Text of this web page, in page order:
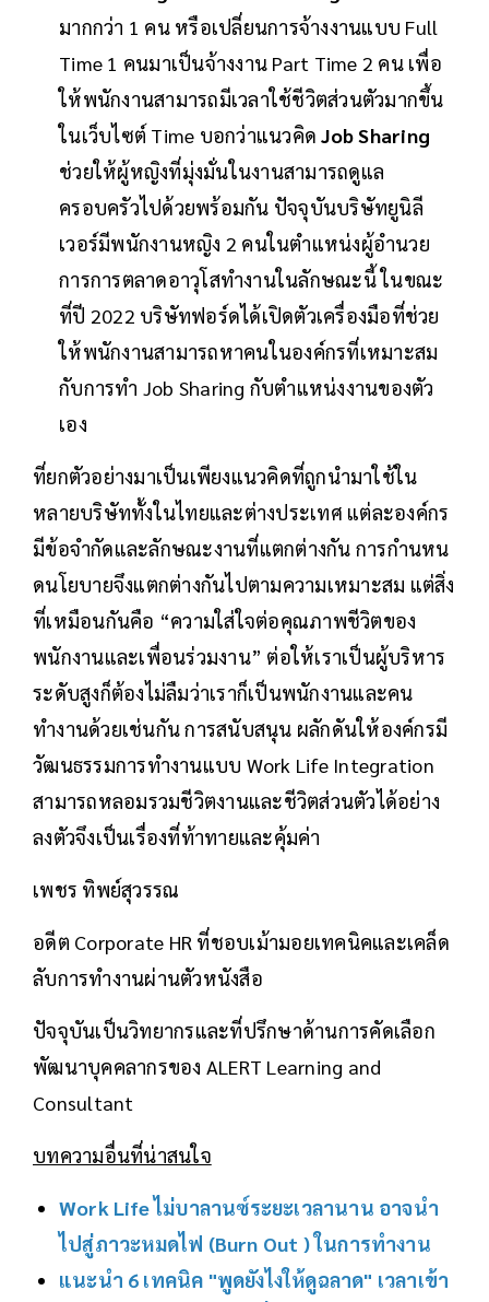
มากกว่า 1 คน หรือเปลี่ยนการจ้างงานแบบ Full
Time 1 คนมาเป็นจ้างงาน Part Time 2 คน เพื่อ
ให้พนักงานสามารถมีเวลาใช้ชีวิตส่วนตัวมากขึ้น
ในเว็บไซต์ Time บอกว่าแนวคิดJob Sharing
ช่วยให้ผู้หญิงที่มุ่งมั่นในงานสามารถดูแล
ครอบครัวไปด้วยพร้อมกัน ปัจจุบันบริษัทยูนิลี
เวอร์มีพนักงานหญิง 2 คนในตำแหน่งผู้อำนวย
การการตลาดอาวุโสทำงานในลักษณะนี้ ในขณะ
ที่ปี 2022 บริษัทฟอร์ดได้เปิดตัวเครื่องมือที่ช่วย
ให้พนักงานสามารถหาคนในองค์กรที่เหมาะสม
กับการทำ Job Sharing กับตำแหน่งงานของตัว
เอง
ที่ยกตัวอย่างมาเป็นเพียงแนวคิดที่ถูกนำมาใช้ใน
หลายบริษัททั้งในไทยและต่างประเทศ แต่ละองค์กร
มีข้อจำกัดและลักษณะงานที่แตกต่างกัน การกำนหน
ดนโยบายจึงแตกต่างกันไปตามความเหมาะสม แต่สิ่ง
ที่เหมือนกันคือ “ความใส่ใจต่อคุณภาพชีวิตของ
พนักงานและเพื่อนร่วมงาน” ต่อให้เราเป็นผู้บริหาร
ระดับสูงก็ต้องไม่ลืมว่าเราก็เป็นพนักงานและคน
ทำงานด้วยเช่นกัน การสนับสนุน ผลักดันให้องค์กรมี
วัฒนธรรมการทำงานแบบ Work Life Integration
สามารถหลอมรวมชีวิตงานและชีวิตส่วนตัวได้อย่าง
ลงตัวจึงเป็นเรื่องที่ท้าทายและคุ้มค่า
เพชร ทิพย์สุวรรณ
อดีต Corporate HR ที่ชอบเม้ามอยเทคนิคและเคล็ด
ลับการทำงานผ่านตัวหนังสือ
ปัจจุบันเป็นวิทยากรและที่ปรึกษาด้านการคัดเลือก
พัฒนาบุคคลากรของ ALERT Learning and
Consultant
บทความอื่นที่น่าสนใจ
Work Life ไม่บาลานซ์ระยะเวลานาน อาจนำ
ไปสู่ภาวะหมดไฟ (Burn Out ) ในการทำงาน
แนะนำ 6 เทคนิค "พูดยังไงให้ดูฉลาด" เวลาเข้า